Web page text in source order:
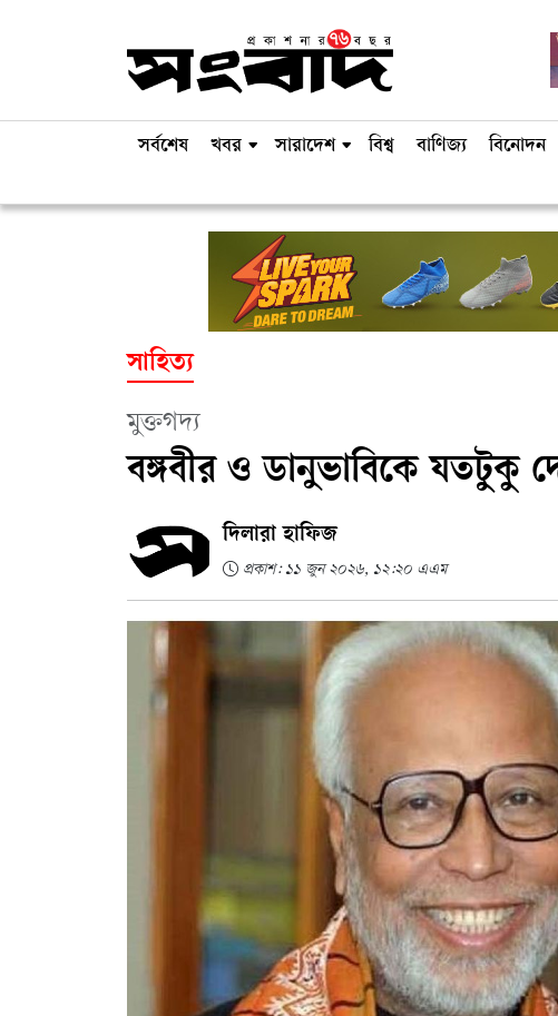
সর্বশেষ খবর সারাদেশ বিশ্ব বাণিজ্য বিনোদন
সাহিত্য
মুক্তগদ্য
বঙ্গবীর ও ডানুভাবিকে যতটুকু
দিলারা হাফিজ
প্রকাশ: ১১ জুন ২০২৬, ১২:২০ এএম